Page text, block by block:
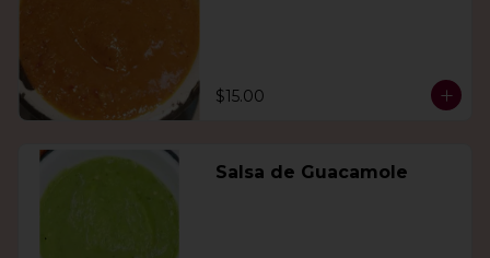
$15.00
Salsa de Guacamole